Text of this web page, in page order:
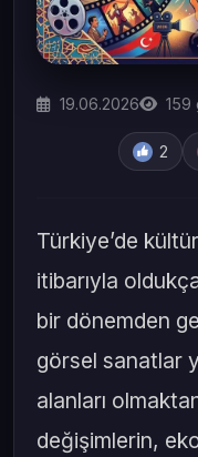
19.06.2026 159
2
Türkiye’de
itibarıyla
bir dönemden
görsel sanatlar
alanları
değişimlerin,